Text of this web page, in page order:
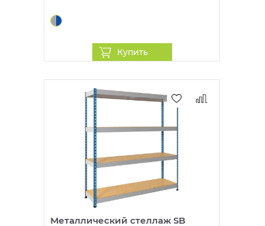
Купить
Металлический стеллаж SB